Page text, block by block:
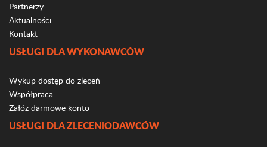
Partnerzy
Aktualności
Kontakt
USŁUGI DLA WYKONAWCÓW
Wykup dostęp do zleceń
Współpraca
Załóż darmowe konto
USŁUGI DLA ZLECENIODAWCÓW